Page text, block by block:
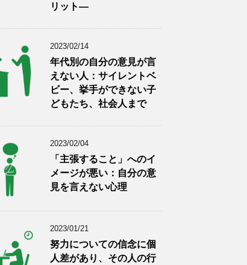
リット―
2023/02/14
年代別の自分の意見が言
えない人：サイレントベ
ビー、挙手ができない子
どもたち、社会人まで
2023/02/04
「主張すること」へのイ
メージが悪い：自分の意
見を言えない心理
2023/01/21
努力についての信念に個
人差があり、その人の行